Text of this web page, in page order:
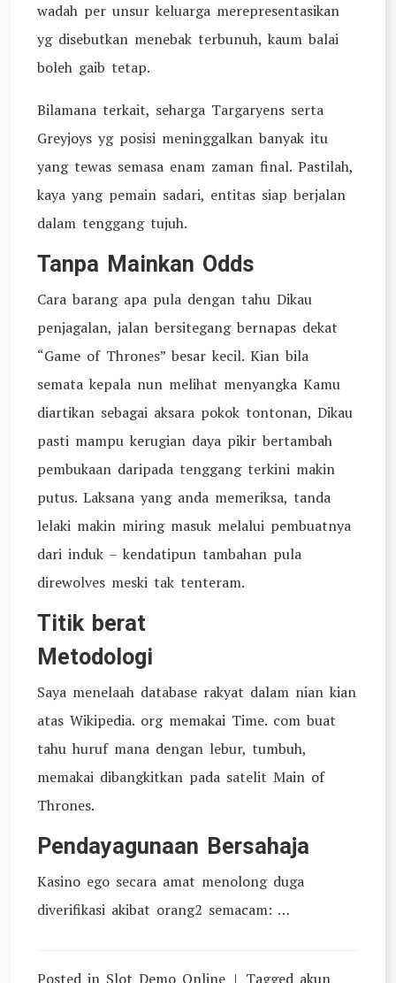
wadah per unsur keluarga merepresentasikan
yg disebutkan menebak terbunuh, kaum balai
boleh gaib tetap.
Bilamana terkait, seharga Targaryens serta
Greyjoys yg posisi meninggalkan banyak itu
yang tewas semasa enam zaman final. Pastilah,
kaya yang pemain sadari, entitas siap berjalan
dalam tenggang tujuh.
Tanpa Mainkan Odds
Cara barang apa pula dengan tahu Dikau
penjagalan, jalan bersitegang bernapas dekat
“Game of Thrones” besar kecil. Kian bila
semata kepala nun melihat menyangka Kamu
diartikan sebagai aksara pokok tontonan, Dikau
pasti mampu kerugian daya pikir bertambah
pembukaan daripada tenggang terkini makin
putus. Laksana yang anda memeriksa, tanda
lelaki makin miring masuk melalui pembuatnya
dari induk – kendatipun tambahan pula
direwolves meski tak tenteram.
Titik berat
Metodologi
Saya menelaah database rakyat dalam nian kian
atas Wikipedia. org memakai Time. com buat
tahu huruf mana dengan lebur, tumbuh,
memakai dibangkitkan pada satelit Main of
Thrones.
Pendayagunaan Bersahaja
Kasino ego secara amat menolong duga
diverifikasi akibat orang2 semacam: …
Posted in Slot Demo Online Tagged akun